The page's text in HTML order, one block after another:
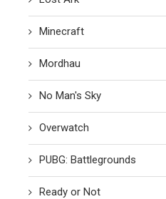
Minecraft
Mordhau
No Man's Sky
Overwatch
PUBG: Battlegrounds
Ready or Not